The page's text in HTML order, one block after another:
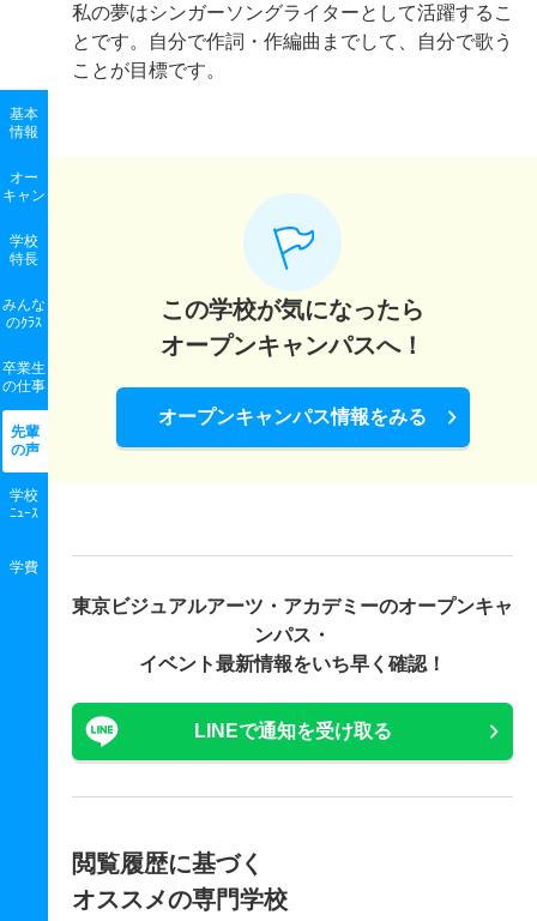
基本
情報
オー
キャン
学校
特長
みんな
のｸﾗｽ
卒業生
の仕事
先輩
の声
学校
ﾆｭｰｽ
学費
私の夢はシンガーソングライターとして活躍するこ
とです。自分で作詞・作編曲までして、自分で歌う
ことが目標です。
この学校が気になったら
オープンキャンパスへ！
オープンキャンパス情報をみる
東京ビジュアルアーツ・アカデミーのオープンキャ
ンパス・
イベント最新情報をいち早く確認！
LINEで通知を受け取る
閲覧履歴に基づく
オススメの専門学校